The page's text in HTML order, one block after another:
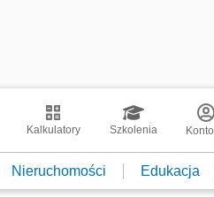
Kalkulatory Szkolenia Konto
Nieruchomości Edukacja